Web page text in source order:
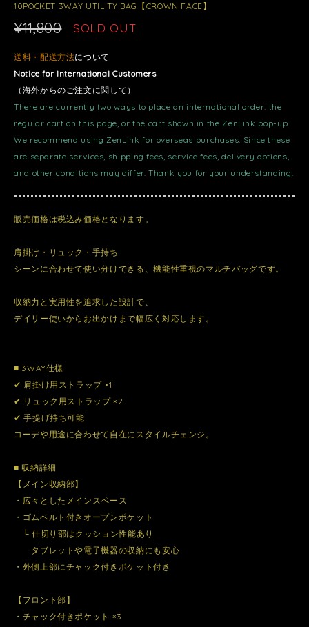
10POCKET 3WAY UTILITY BAG【CROWN FACE】
¥11,800 SOLD OUT
送料・配送方法について
Notice for International Customers
（海外からのご注文に関して）
There are currently two ways to place an international order: the
regular cart on this page, or the cart shown in the ZenLink pop-up.
We recommend using ZenLink for overseas purchases. Since these
are separate services, shipping fees, service fees, delivery options,
and other conditions may differ. Thank you for your understanding.
販売価格は税込み価格となります。
肩掛け・リュック・手持ち
シーンに合わせて使い分けできる、機能性重視のマルチバッグです。
収納力と実用性を追求した設計で、
デイリー使いからお出かけまで幅広く対応します。
■ 3WAY仕様
✔ 肩掛け用ストラップ ×1
✔ リュック用ストラップ ×2
✔ 手提げ持ち可能
コーデや用途に合わせて自在にスタイルチェンジ。
■ 収納詳細
【メイン収納部】
・広々としたメインスペース
・ゴムベルト付きオープンポケット
└ 仕切り部はクッション性能あり
タブレットや電子機器の収納にも安心
・外側上部にチャック付きポケット付き
【フロント部】
・チャック付きポケット ×3